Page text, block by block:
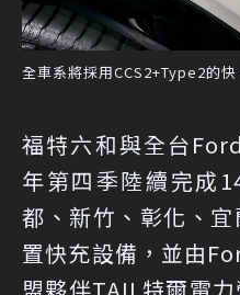
全車系將採用CCS2+Type2的
福特六和與全台
年第四季陸續完成
都、新竹、彰化、
置快充設備，並由